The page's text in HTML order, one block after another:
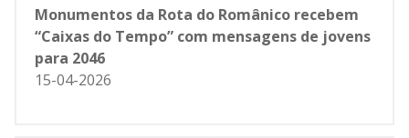
Monumentos da Rota do Românico recebem
“Caixas do Tempo” com mensagens de jovens
para 2046
15-04-2026